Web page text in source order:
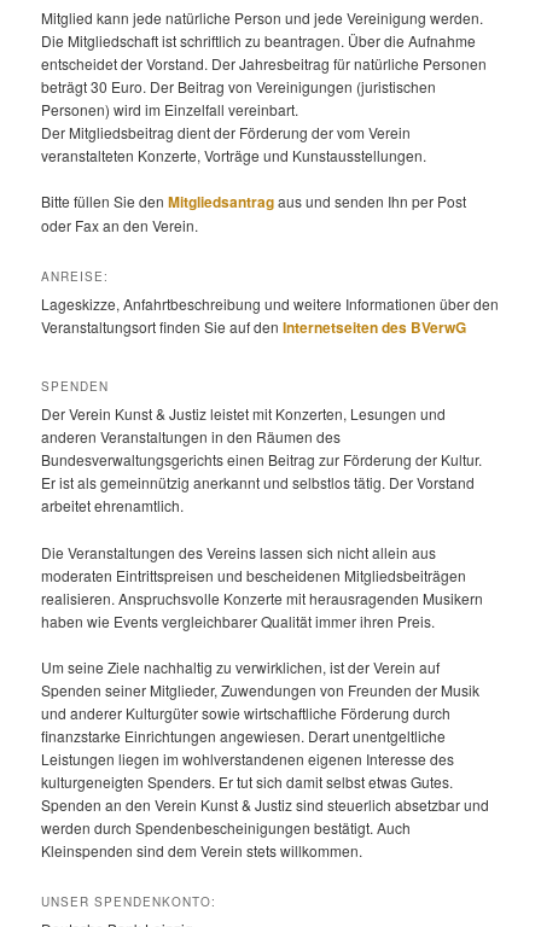
Mitglied kann jede natürliche Person und jede Vereinigung werden.
Die Mitgliedschaft ist schriftlich zu beantragen. Über die Aufnahme
entscheidet der Vorstand. Der Jahresbeitrag für natürliche Personen
beträgt 30 Euro. Der Beitrag von Vereinigungen (juristischen
Personen) wird im Einzelfall vereinbart.
Der Mitgliedsbeitrag dient der Förderung der vom Verein
veranstalteten Konzerte, Vorträge und Kunstausstellungen.
Bitte füllen Sie denMitgliedsantragaus und senden Ihn per Post
oder Fax an den Verein.
ANREISE:
Lageskizze, Anfahrtbeschreibung und weitere Informationen über den
Veranstaltungsort finden Sie auf denInternetseiten des BVerwG
SPENDEN
Der Verein Kunst & Justiz leistet mit Konzerten, Lesungen und
anderen Veranstaltungen in den Räumen des
Bundesverwaltungsgerichts einen Beitrag zur Förderung der Kultur.
Er ist als gemeinnützig anerkannt und selbstlos tätig. Der Vorstand
arbeitet ehrenamtlich.
Die Veranstaltungen des Vereins lassen sich nicht allein aus
moderaten Eintrittspreisen und bescheidenen Mitgliedsbeiträgen
realisieren. Anspruchsvolle Konzerte mit herausragenden Musikern
haben wie Events vergleichbarer Qualität immer ihren Preis.
Um seine Ziele nachhaltig zu verwirklichen, ist der Verein auf
Spenden seiner Mitglieder, Zuwendungen von Freunden der Musik
und anderer Kulturgüter sowie wirtschaftliche Förderung durch
finanzstarke Einrichtungen angewiesen. Derart unentgeltliche
Leistungen liegen im wohlverstandenen eigenen Interesse des
kulturgeneigten Spenders. Er tut sich damit selbst etwas Gutes.
Spenden an den Verein Kunst & Justiz sind steuerlich absetzbar und
werden durch Spendenbescheinigungen bestätigt. Auch
Kleinspenden sind dem Verein stets willkommen.
UNSER SPENDENKONTO: